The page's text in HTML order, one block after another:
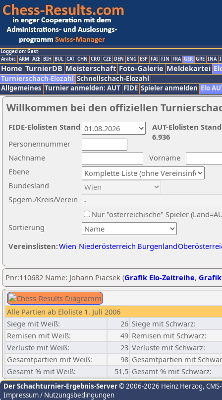
Logged on: Gast
Arabic ARM AZE BIH BUL CAT CHN CRO CZE DEN ENG ESP FAI FIN FRA GER GRE INA
Home TurnierDB Meisterschaft Foto-Galerie Meldekartei
Turnierschach-Elozahl Schnellschach-Elozahl
Allgemeines Turnier anmelden: AUT FIDE Spieler anmelden Elo
Willkommen bei den offiziellen
Nachname
Vorname
Ebene
Sortierung
Personennummer
Bundesland
Spgem./Kreis/Verein
Nur "österreichische" Spieler
Vereinslisten:Wien Niederösterreich Burgenland
AUT-Elolisten
6.936
FIDE-Elolisten Stand
Pnr:110682 Name: Johann Piacsek (Grafik Elo-Zeitreihe,
Alle Partien ab Eloliste 1. Juli 2006
Siege mit Weiß:
26 Siege mit Schwarz:
Remisen mit Weiß:
49 Remisen mit Schwarz:
Verluste mit Weiß:
23 Verluste mit Schwarz:
Gesamtpartien mit Weiß:
98 Gesamtpartien mit
Gesamt % mit Weiß:
51,5 Gesamt % mit Schwarz:
Der Schachturnier-Ergebnis-Server© 2006-2026 Heinz Herzog,
Impressum / Nutzungsbedingungen